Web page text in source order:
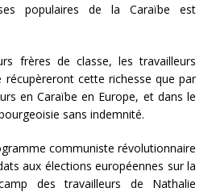
populaires de la Caraïbe est
frères de classe, les travailleurs
récupèreront cette richesse que par
en Caraïbe en Europe, et dans le
sans indemnité.
communiste révolutionnaire
aux élections européennes sur la
des travailleurs de Nathalie